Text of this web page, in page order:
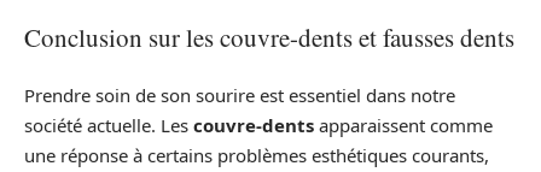
Conclusion sur les couvre-dents et fausses dents
Prendre soin de son sourire est essentiel dans notre
société actuelle. Les couvre-dents apparaissent comme
une réponse à certains problèmes esthétiques courants,